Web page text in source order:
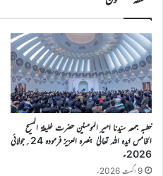
خطبہ جمعہ سیّدنا امیر المومنین حضرت خلیفۃ المسیح
الخامس ایّدہ اللہ تعالیٰ بنصرہ العزیز فرمودہ 24؍جولائی
2026ء
9 اگست 2026ء